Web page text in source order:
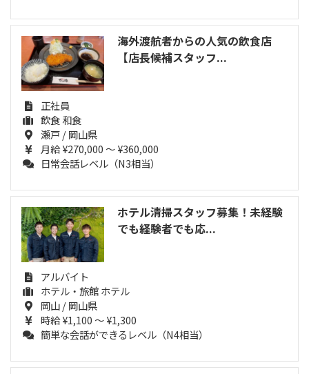
海外渡航者からの人気の飲食店
【店長候補スタッフ...
正社員
飲食 和食
瀬戸 / 岡山県
月給 ¥270,000 ～ ¥360,000
日常会話レベル（N3相当）
ホテル清掃スタッフ募集！未経験
でも経験者でも応...
アルバイト
ホテル・旅館 ホテル
岡山 / 岡山県
時給 ¥1,100 ～ ¥1,300
簡単な会話ができるレベル（N4相当）